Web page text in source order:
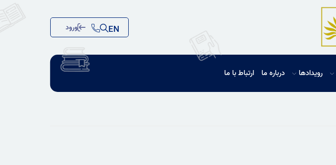
EN ورود
رویدادها درباره ما ارتباط با ما